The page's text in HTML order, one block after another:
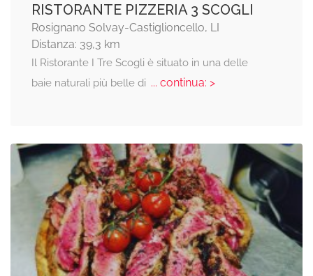
RISTORANTE PIZZERIA 3 SCOGLI
Rosignano Solvay-Castiglioncello, LI
Distanza: 39,3 km
Il Ristorante I Tre Scogli è situato in una delle
baie naturali più belle di ... continua: >